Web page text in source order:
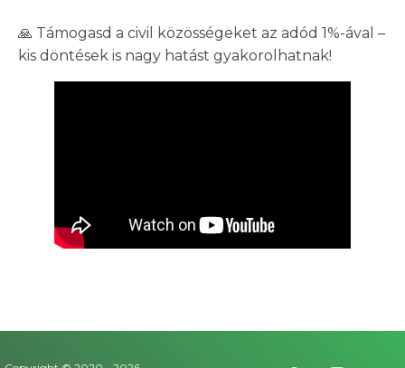
🙏 Támogasd a civil közösségeket az adód 1%-ával –
kis döntések is nagy hatást gyakorolhatnak!